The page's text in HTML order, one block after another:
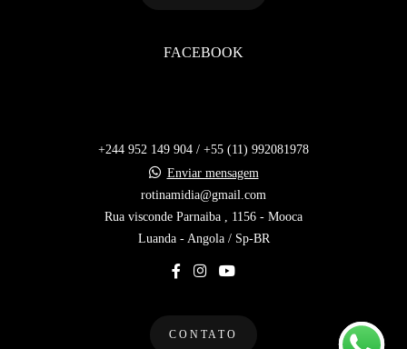
FACEBOOK
+244 952 149 904 / +55 (11) 992081978
Enviar mensagem
rotinamidia@gmail.com
Rua visconde Parnaiba , 1156 - Mooca
Luanda - Angola / Sp-BR
CONTATO